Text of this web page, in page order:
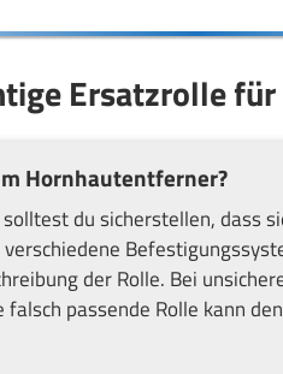
Ersatzrolle
Hornhautentferner?
du sicherstellen, dass
der Rolle. Bei
falsch passende Rolle kann